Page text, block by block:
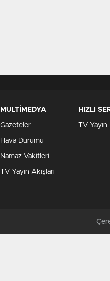
MULTİMEDYA
Gazeteler
Hava Durumu
Namaz Vakitleri
TV Yayın Akışları
HIZLI
TV Yayın